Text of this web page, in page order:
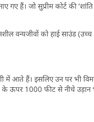
हैं। जो सुप्रीम कोर्ट की ‘शांति
वन्यजीवों को हाई साउंड (उच्च
में आते हैं। इसलिए उन पर भी
के ऊपर 1000 फीट से नीचे उड़ान